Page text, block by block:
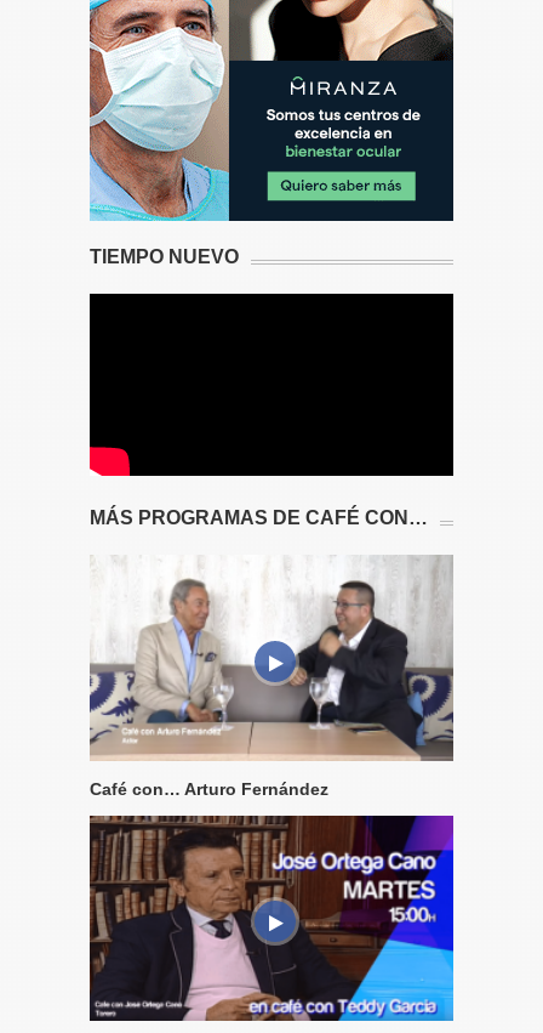
TIEMPO NUEVO
MÁS PROGRAMAS DE CAFÉ CON…
Café con… Arturo Fernández